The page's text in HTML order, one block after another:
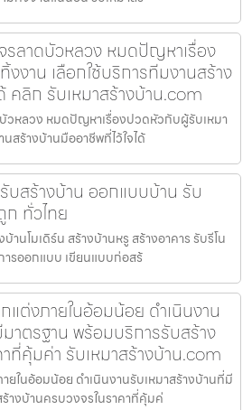
รลาดบัวหลวง หมดปัญหาเรื่อง
งาน เลือกใช้บริการทีมงานสร้าง
คลิก รับเหมาสร้างบ้าน.com
วหลวง หมดปัญหาเรื่องปวดหัวกับผู้รับเหมา
สร้างบ้านมืออาชีพที่ไว้ใจได้
บสร้างบ้าน ออกแบบบ้าน รับ
ก ทั่วไทย
านโมเดิร์น สร้างบ้านหรู สร้างอาคาร รับรีโน
รออกแบบ เขียนแบบก่อสร้
ต่งภายในอ้อมน้อย ดำเนินงาน
าตรฐาน พร้อมบริการรับสร้าง
ที่คุ้มค่า รับเหมาสร้างบ้าน.com
ในอ้อมน้อย ดำเนินงานรับเหมาสร้างบ้านที่มี
างบ้านครบวงจรในราคาที่คุ้มค่